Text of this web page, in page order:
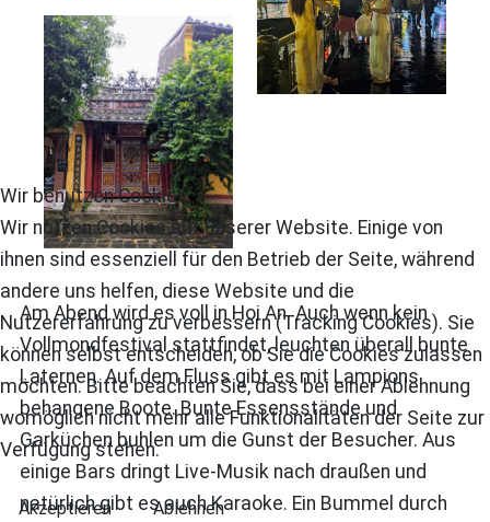
Am Abend wird es voll in Hoi An. Auch wenn kein
Vollmondfestival stattfindet, leuchten überall bunte
Laternen. Auf dem Fluss gibt es mit Lampions
behangene Boote. Bunte Essensstände und
Garküchen buhlen um die Gunst der Besucher. Aus
einige Bars dringt Live-Musik nach draußen und
natürlich gibt es auch Karaoke. Ein Bummel durch
Wir benutzen Cookies
Wir nutzen Cookies auf unserer Website. Einige von
ihnen sind essenziell für den Betrieb der Seite, während
andere uns helfen, diese Website und die
Nutzererfahrung zu verbessern (Tracking Cookies). Sie
können selbst entscheiden, ob Sie die Cookies zulassen
möchten. Bitte beachten Sie, dass bei einer Ablehnung
womöglich nicht mehr alle Funktionalitäten der Seite zur
Verfügung stehen.
Akzeptieren Ablehnen